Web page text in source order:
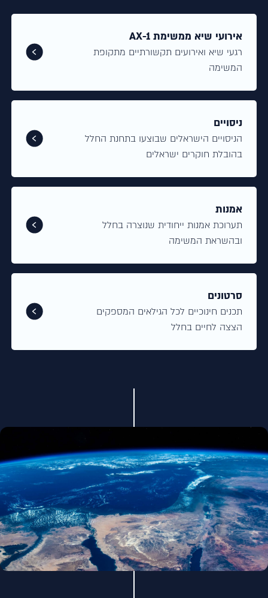
אירועי שיא ממשימת AX-1
רגעי שיא ואירועים תקשורתיים מתקופת
המשימה
ניסויים
הניסויים הישראלים שבוצעו בתחנת החלל
בהובלת חוקרים ישראלים
אמנות
תערוכת אמנות ייחודית שנוצרה בחלל
ובהשראת המשימה
סרטונים
תכנים חינוכיים לכל הגילאים המספקים
הצצה לחיים בחלל